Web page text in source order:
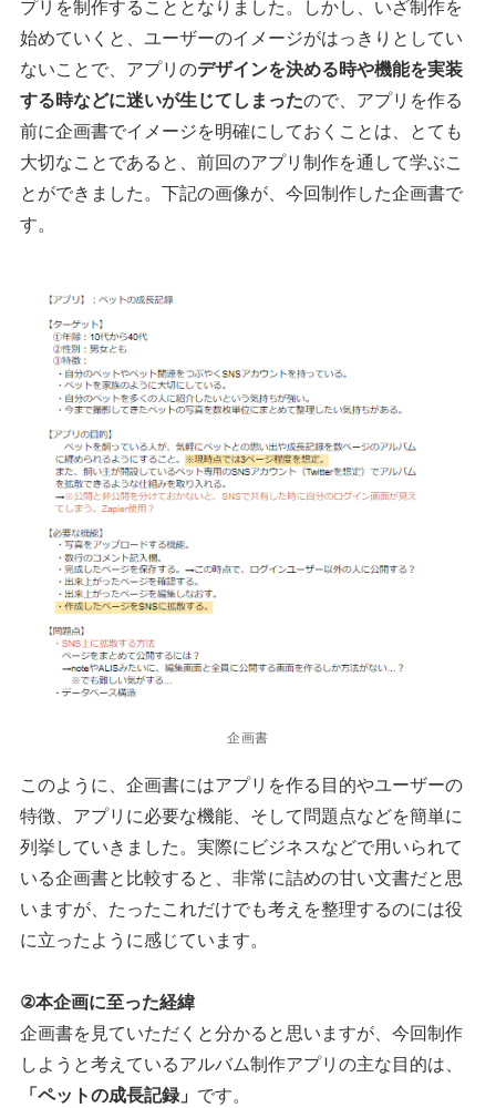
プリを制作することとなりました。しかし、いざ制作を
始めていくと、ユーザーのイメージがはっきりとしてい
ないことで、アプリのデザインを決める時や機能を実装
する時などに迷いが生じてしまったので、アプリを作る
前に企画書でイメージを明確にしておくことは、とても
大切なことであると、前回のアプリ制作を通して学ぶこ
とができました。下記の画像が、今回制作した企画書で
す。
企画書
このように、企画書にはアプリを作る目的やユーザーの
特徴、アプリに必要な機能、そして問題点などを簡単に
列挙していきました。実際にビジネスなどで用いられて
いる企画書と比較すると、非常に詰めの甘い文書だと思
いますが、たったこれだけでも考えを整理するのには役
に立ったように感じています。
②本企画に至った経緯
企画書を見ていただくと分かると思いますが、今回制作
しようと考えているアルバム制作アプリの主な目的は、
「ペットの成長記録」 です。